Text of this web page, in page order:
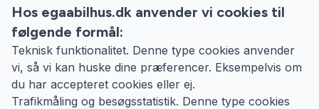
Hos egaabilhus.dk anvender vi cookies til
følgende formål:
Teknisk funktionalitet. Denne type cookies anvender
vi, så vi kan huske dine præferencer. Eksempelvis om
du har accepteret cookies eller ej.
Trafikmåling og besøgsstatistik. Denne type cookies